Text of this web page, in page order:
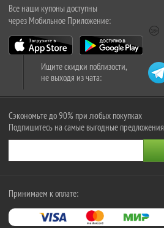
Все наши купоны доступны
через Мобильное Приложение:
Ищите скидки поблизости,
не выходя из чата:
Сэкономьте до 90% при любых покупках
Подпишитесь на самые выгодные предложения
Принимаем к оплате: